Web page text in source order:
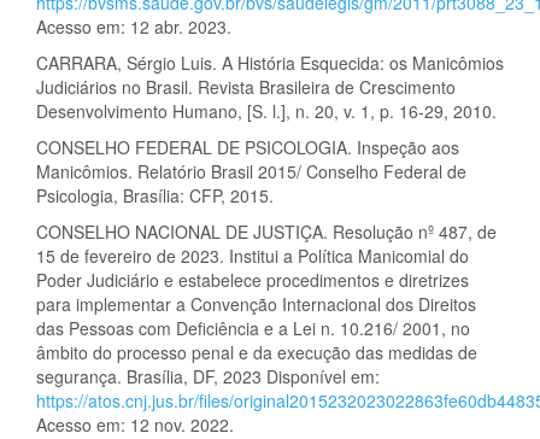
Acesso em: 12 abr. 2023.
CARRARA, Sérgio Luis. A História Esquecida: os Manicômios
Judiciários no Brasil. Revista Brasileira de Crescimento
Desenvolvimento Humano, [S. l.], n. 20, v. 1, p. 16-29, 2010.
CONSELHO FEDERAL DE PSICOLOGIA. Inspeção aos
Manicômios. Relatório Brasil 2015/ Conselho Federal de
Psicologia, Brasília: CFP, 2015.
CONSELHO NACIONAL DE JUSTIÇA. Resolução nº 487, de
15 de fevereiro de 2023. Institui a Política Manicomial do
Poder Judiciário e estabelece procedimentos e diretrizes
para implementar a Convenção Internacional dos Direitos
das Pessoas com Deficiência e a Lei n. 10.216/ 2001, no
âmbito do processo penal e da execução das medidas de
segurança. Brasília, DF, 2023 Disponível em:
https://atos.cnj.jus.br/files/
Acesso em: 12 nov. 2022.